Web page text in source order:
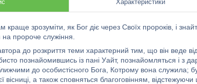
Характеристики
краще зрозуміти, як Бог діє через Своїх пророків, і
пророче служіння.
до розкриття теми характерний тим, що він веде
познайомившись із пані Уайт, познайомляться і з
до особистісного Бога, Котрому вона служила;
вісниці, а також сповняться благоговінням, відстежуючи